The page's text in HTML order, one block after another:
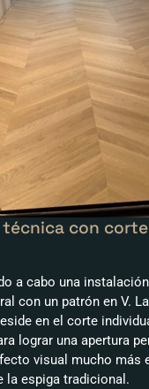
técnica con
a cabo una
con un patrón en V.
en el corte
lograr una apertura
visual mucho más
la espiga tradicional.